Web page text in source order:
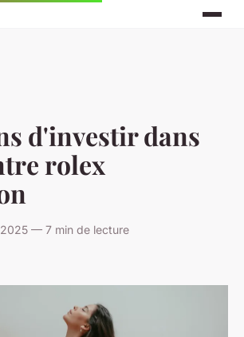
d'investir dans
rolex
— 7 min de lecture